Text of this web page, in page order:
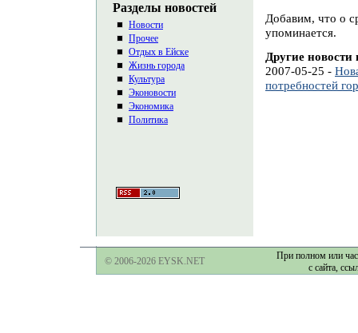
Добавим, что о
упоминается.
Другие новости
2007-05-25 -
потребностей
Разделы новостей
Новости
Прочее
Отдых в Ейске
Жизнь города
Культура
Эконовости
Экономика
Политика
© 2006-2026 EYSK.NET
При полном или
с сайта,